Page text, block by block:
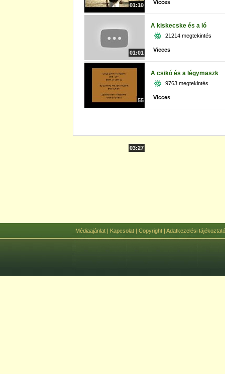
01:10
01:01
Vicces
55
A kiskecske és a ló
21214 megtekintés
Vicces
03:27
A csikó és a légymaszk
9763 megtekintés
Vicces
Médiaajánlat| Kapcsolat| Copyright| Adatkezelési tájékoztató